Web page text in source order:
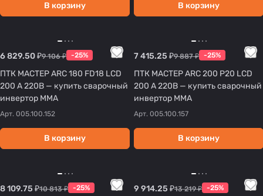
В корзину В корзину
6 829.50 ₽9 106 ₽ -25%
ПТК МАСТЕР ARC 180 FD18 LCD
200 А 220В — купить сварочный
инвертор MMA
Арт. 005.100.152
В корзину
7 415.25 ₽9 887 ₽ -25%
ПТК МАСТЕР ARC 200 P20 LCD
200 А 220В — купить сварочный
инвертор MMA
Арт. 005.100.157
В корзину
8 109.75 ₽10 813 ₽ -25% 9 914.25 ₽13 219 ₽ -25%